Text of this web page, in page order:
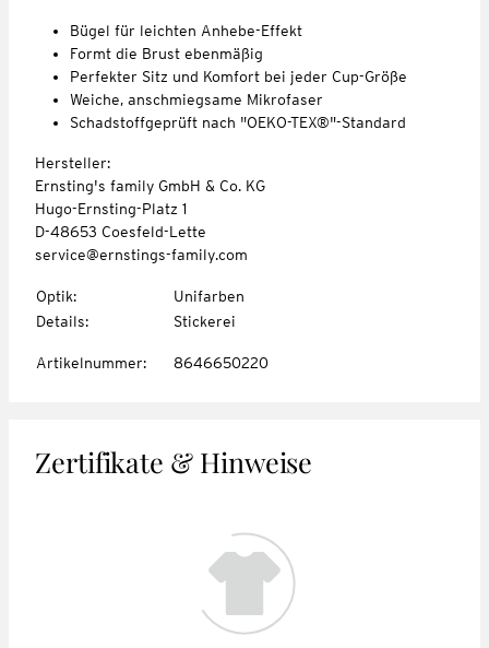
Bügel für leichten Anhebe-Effekt
Formt die Brust ebenmäßig
Perfekter Sitz und Komfort bei jeder Cup-Größe
Weiche, anschmiegsame Mikrofaser
Schadstoffgeprüft nach "OEKO-TEX®"-Standard
Hersteller:
Ernsting's family GmbH & Co. KG
Hugo-Ernsting-Platz 1
D-48653 Coesfeld-Lette
service@ernstings-family.com
Optik:
Unifarben
Details: Stickerei
Artikelnummer: 8646650220
Zertifikate & Hinweise